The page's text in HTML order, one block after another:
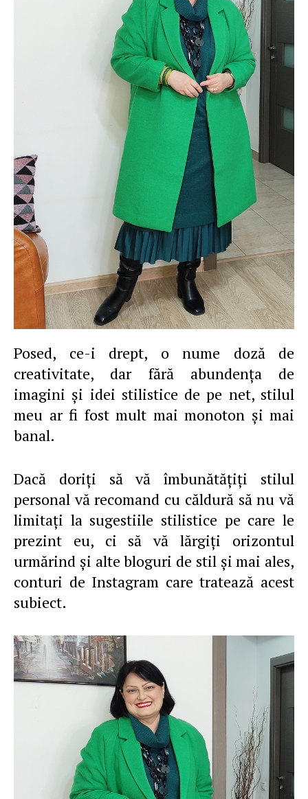
Posed, ce-i drept, o nume doză de
creativitate, dar fără abundenţa de
imagini şi idei stilistice de pe net, stilul
meu ar fi fost mult mai monoton şi mai
banal.
Dacă doriţi să vă îmbunătăţiţi stilul
personal vă recomand cu căldură să nu vă
limitaţi la sugestiile stilistice pe care le
prezint eu, ci să vă lărgiţi orizontul
urmărind şi alte bloguri de stil şi mai ales,
conturi de Instagram care tratează acest
subiect.